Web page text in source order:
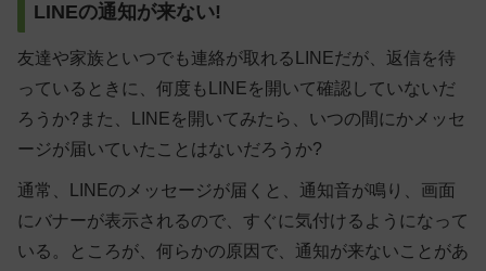
LINEの通知が来ない!
友達や家族といつでも連絡が取れるLINEだが、返信を待
っているときに、何度もLINEを開いて確認していないだ
ろうか?また、LINEを開いてみたら、いつの間にかメッセ
ージが届いていたことはないだろうか?
通常、LINEのメッセージが届くと、通知音が鳴り、画面
にバナーが表示されるので、すぐに気付けるようになって
いる。ところが、何らかの原因で、通知が来ないことがあ